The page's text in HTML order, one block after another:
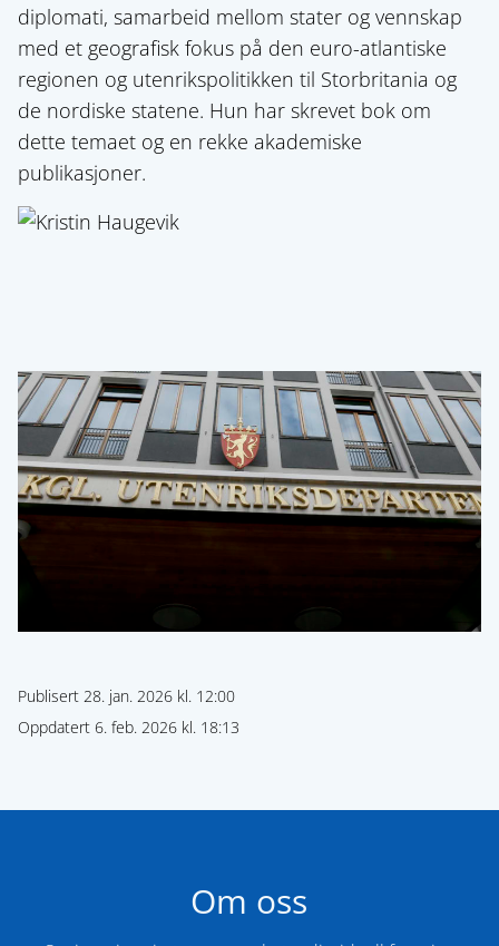
diplomati, samarbeid mellom stater og vennskap
med et geografisk fokus på den euro-atlantiske
regionen og utenrikspolitikken til Storbritania og
de nordiske statene. Hun har skrevet bok om
dette temaet og en rekke akademiske
publikasjoner.
Publisert 28. jan. 2026 kl. 12:00
Oppdatert 6. feb. 2026 kl. 18:13
Om oss